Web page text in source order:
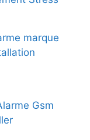
marque
Gsm